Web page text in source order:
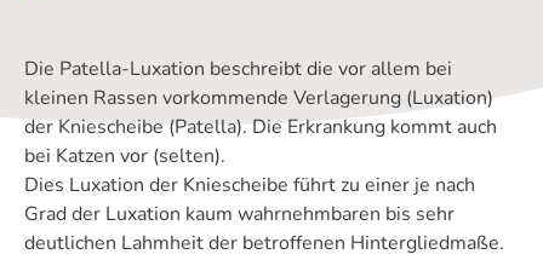
Die Patella-Luxation beschreibt die vor allem bei
kleinen Rassen vorkommende Verlagerung (Luxation)
der Kniescheibe (Patella). Die Erkrankung kommt auch
bei Katzen vor (selten).
Dies Luxation der Kniescheibe führt zu einer je nach
Grad der Luxation kaum wahrnehmbaren bis sehr
deutlichen Lahmheit der betroffenen Hintergliedmaße.